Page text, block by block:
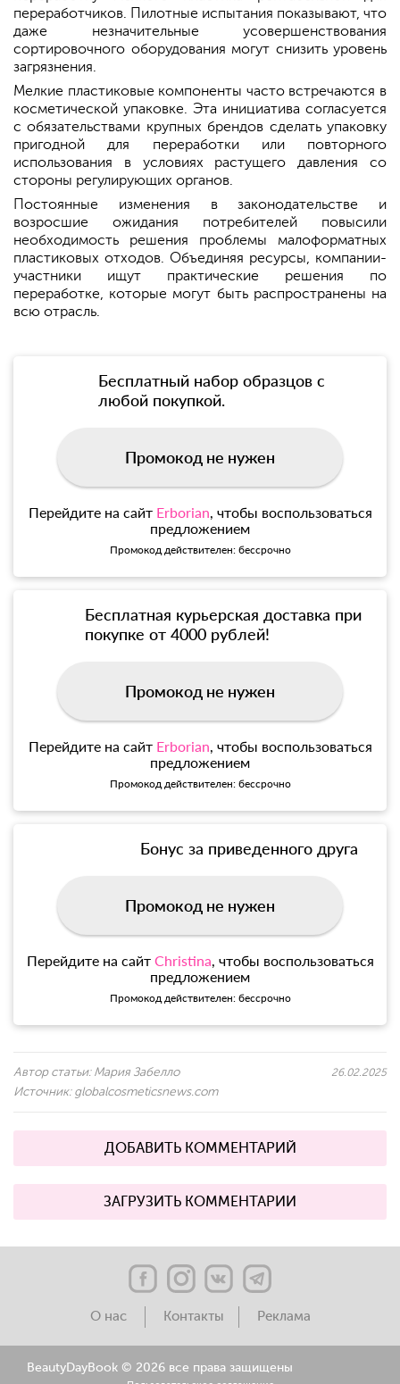
переработчиков. Пилотные испытания показывают, что
даже незначительные усовершенствования
сортировочного оборудования могут снизить уровень
загрязнения.
Мелкие пластиковые компоненты часто встречаются в
косметической упаковке. Эта инициатива согласуется
с обязательствами крупных брендов сделать упаковку
пригодной для переработки или повторного
использования в условиях растущего давления со
стороны регулирующих органов.
Постоянные изменения в законодательстве и
возросшие ожидания потребителей повысили
необходимость решения проблемы малоформатных
пластиковых отходов. Объединяя ресурсы, компании-
участники ищут практические решения по
переработке, которые могут быть распространены на
всю отрасль.
Бесплатный набор образцов с
любой покупкой.
Промокод не нужен
Перейдите на сайт Erborian, чтобы воспользоваться
предложением
Промокод действителен: бессрочно
Бесплатная курьерская доставка при
покупке от 4000 рублей!
Промокод не нужен
Перейдите на сайт Erborian, чтобы воспользоваться
предложением
Промокод действителен: бессрочно
Бонус за приведенного друга
Промокод не нужен
Перейдите на сайт Christina, чтобы воспользоваться
предложением
Промокод действителен: бессрочно
Автор статьи: Мария Забелло
Источник: globalcosmeticsnews.com
26.02.2025
ДОБАВИТЬ КОММЕНТАРИЙ
ЗАГРУЗИТЬ КОММЕНТАРИИ
О нас Контакты Реклама
BeautyDayBook © 2026 все права защищены